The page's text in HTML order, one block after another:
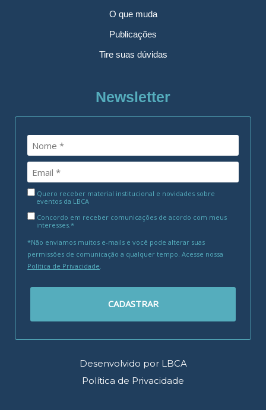
O que muda
Publicações
Tire suas dúvidas
Newsletter
Quero receber material institucional e novidades sobre
eventos da LBCA
Concordo em receber comunicações de acordo com meus
interesses.*
*Não enviamos muitos e-mails e você pode alterar suas
permissões de comunicação a qualquer tempo. Acesse nossa
Política de Privacidade
CADASTRAR
Desenvolvido por LBCA
Política de Privacidade